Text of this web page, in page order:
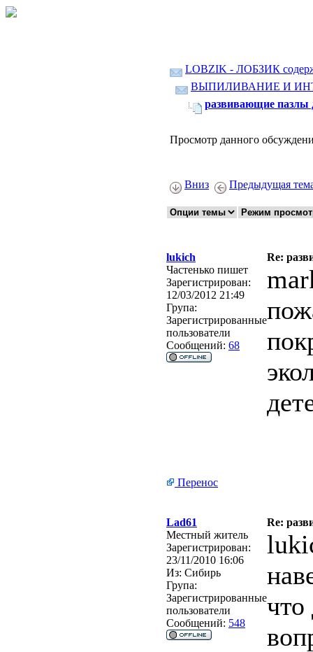
LOBZIK - ЛОБЗИК
ВЫПИЛИВАНИЕ И
развивающие пазлы
Просмотр данного
Вниз Предыдущая
lukich
Re:
Частенько пишет
Зарегистрирован:
12/03/2012 21:49
Група:
Зарегистрированные
пользователи
Сообщений: 68
Перенос
Lad61
Re:
Местный житель
Зарегистрирован:
23/11/2010 16:06
Из: Сибирь
Група:
Зарегистрированные
пользователи
Сообщений: 548
что